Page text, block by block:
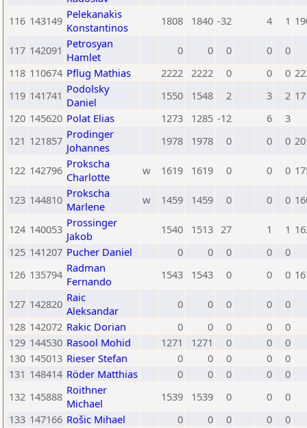
116 143149 Pelekanakis
Konstantinos
1808 1840 -32 4 1
117 142091 Petrosyan
Hamlet
0 0 0 0
0
118 110674 Pflug Mathias 2222 2222 0 0 0
119 141741 Podolsky
Daniel
1550 1548 2 3 2
120 145620 Polat Elias 1273 1285 -12 6
3
121 121857 Prodinger
Johannes
1978 1978 0 0 0
122 142796 Prokscha
Charlotte
w 1619 1619 0 0 0
123 144810 Prokscha
Marlene
w 1459 1459 0 0 0
124 140053 Prossinger
Jakob
1540 1513 27 1 1
125 141207 Pucher Daniel 0 0 0 0
0
126 135794 Radman
Fernando
1543 1543 0 0 0
127 142820 Raic
Aleksandar
0 0 0 0
0
128 142072 Rakic Dorian 0 0 0 0
0
129 144530 Rasool Mohid 1271 1271 0 0
0
130 145013 Rieser Stefan 0 0 0 0
0
131 148414 Röder Matthias 0 0 0 0
0
132 145888 Roithner
Michael
1539 1539 0 0
0
133 147166 Rošic Mihael 0 0 0 0
0